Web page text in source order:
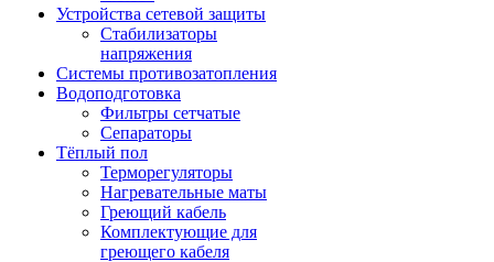
Устройства сетевой защиты
Стабилизаторы
напряжения
Системы противозатопления
Водоподготовка
Фильтры сетчатые
Сепараторы
Тёплый пол
Терморегуляторы
Нагревательные маты
Греющий кабель
Комплектующие для
греющего кабеля